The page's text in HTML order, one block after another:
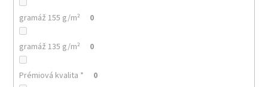
gramáž 155 g/m² 0
gramáž 135 g/m² 0
Prémiová kvalita * 0